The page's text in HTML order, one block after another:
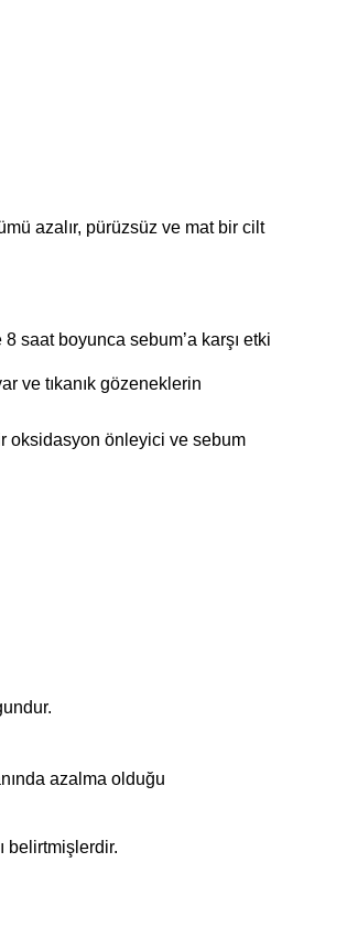
azalır, pürüzsüz ve mat bir cilt
saat boyunca sebum’a karşı etki
ve tıkanık gözeneklerin
oksidasyon önleyici ve sebum
azalma olduğu
belirtmişlerdir.